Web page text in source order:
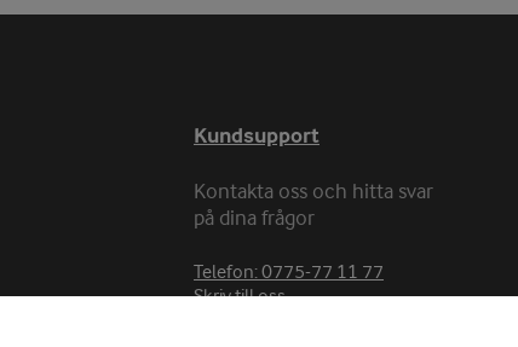
Kundsupport
Kontakta oss och hitta svar
på dina frågor
Telefon: 0775-77 11 77
Skriv till oss